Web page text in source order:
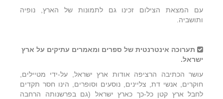
עם המצאת הצילום זכינו גם לתמונות של הארץ, נופיה
ותושביה.
תערוכה אינטרנטית של ספרים ומאמרים עתיקים על ארץ
ישראל.
עושר הכתיבה הרציפה אודות ארץ ישראל, על-ידי מטיילים,
חוקרים, אנשי דת, צליינים, נוסעים וסופרים, הינו חסר תקדים
לחבל ארץ קטן כל-כך כארץ ישראל (גם בפרשנותה הרחבה